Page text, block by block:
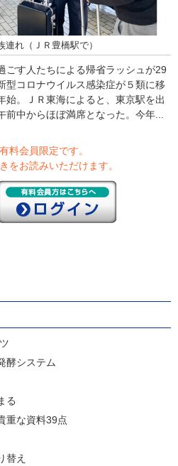
れ（ＪＲ豊橋駅で）
す人たちによる帰省ラッシュが29
ナウイルス感染症が５類に移
始。ＪＲ東海によると、東京駅を出
中からほぼ満席となった。今年...
料会員限定です。
をお読みいただけます。
酵システム
る
重な資料39点
替え